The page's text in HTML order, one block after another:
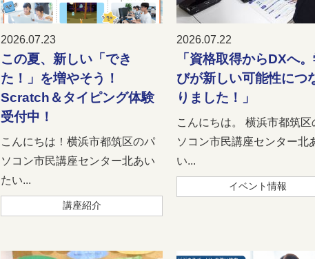
2026.07.23
この夏、新しい「でき
た！」を増やそう！
Scratch＆タイピング体験
受付中！
こんにちは！横浜市都筑区のパ
ソコン市民講座センター北あい
たい...
講座紹介
2026.07.22
「資格取得からDXへ
びが新しい可能性につ
りました！」
こんにちは。 横浜市都筑区
ソコン市民講座センター北
い...
イベント情報